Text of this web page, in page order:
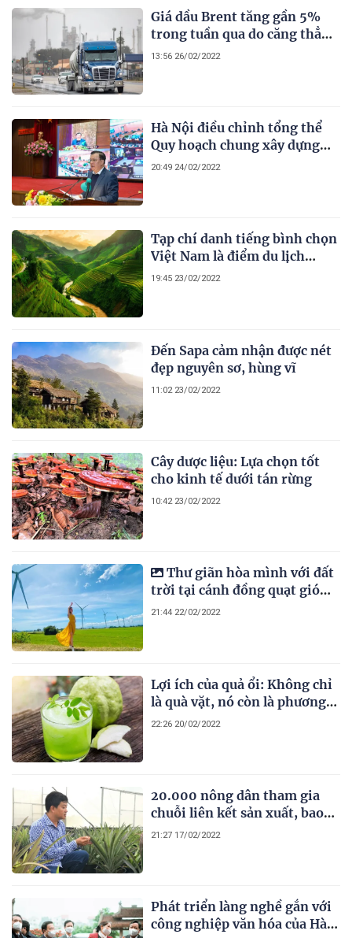
Giá dầu Brent tăng gần 5%
trong tuần qua do căng thẳng
Nga-Ukraine
13:56 26/02/2022
Hà Nội điều chỉnh tổng thể
Quy hoạch chung xây dựng
Thủ đô
20:49 24/02/2022
Tạp chí danh tiếng bình chọn
Việt Nam là điểm du lịch
tháng 3 lý tưởng nhất
19:45 23/02/2022
Đến Sapa cảm nhận được nét
đẹp nguyên sơ, hùng vĩ
11:02 23/02/2022
Cây dược liệu: Lựa chọn tốt
cho kinh tế dưới tán rừng
10:42 23/02/2022
Thư giãn hòa mình với đất
trời tại cánh đồng quạt gió
thanh bình ở Ninh Thuận
21:44 22/02/2022
Lợi ích của quả ổi: Không chỉ
là quà vặt, nó còn là phương
thuốc cho sức khỏe
22:26 20/02/2022
20.000 nông dân tham gia
chuỗi liên kết sản xuất, bao
tiêu các sản phẩm cây ăn quả
21:27 17/02/2022
Phát triển làng nghề gắn với
công nghiệp văn hóa của Hà